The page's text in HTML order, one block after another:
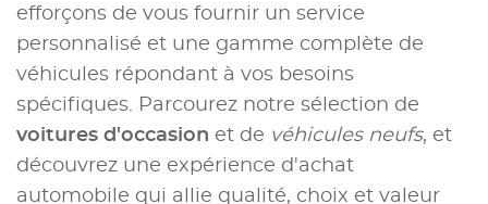
efforçons de vous fournir un service
personnalisé et une gamme complète de
véhicules répondant à vos besoins
spécifiques. Parcourez notre sélection de
voitures d'occasion et de véhicules neufs, et
découvrez une expérience d'achat
automobile qui allie qualité, choix et valeur